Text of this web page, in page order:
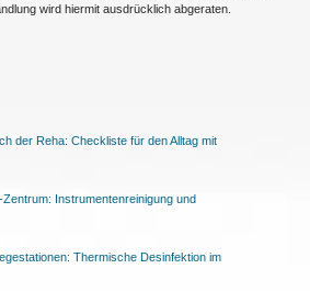
wird hiermit ausdrücklich abgeraten.
der Reha: Checkliste für den Alltag mit
Instrumentenreinigung und
Thermische Desinfektion im